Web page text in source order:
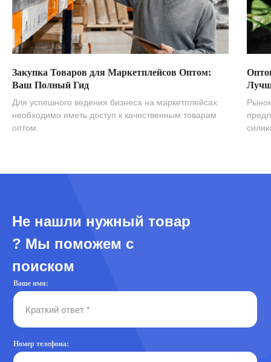
Закупка Товаров для Маркетплейсов Оптом:
Ваш Полный Гид
Для успешного ведения бизнеса на маркетплейсах
необходимо иметь доступ к качественным товарам
оптом.
Не нашли нужный товар
? Мы поможем с
поиском
Ваше имя:
Номер телефона: